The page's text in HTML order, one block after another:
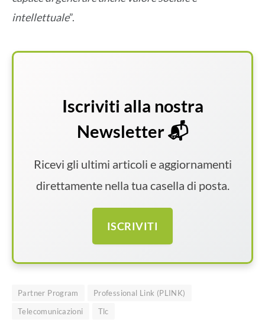
intellettuale”.
Iscriviti alla nostra
Newsletter 📬
Ricevi gli ultimi articoli e aggiornamenti
direttamente nella tua casella di posta.
ISCRIVITI
Partner Program
Professional Link (PLINK)
Telecomunicazioni
Tlc